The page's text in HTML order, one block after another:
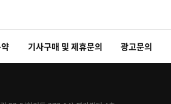
기사구매 및 제휴문의 광고문의